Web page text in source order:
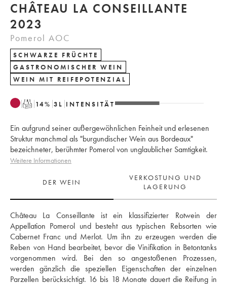
CHÂTEAU LA CONSEILLANTE
2023
Pomerol AOC
SCHWARZE FRÜCHTE
GASTRONOMISCHER WEIN
WEIN MIT REIFEPOTENZIAL
T 14% 3 L INTENSITÄT
Ein aufgrund seiner außergewöhnlichen Feinheit und erlesenen
Struktur manchmal als "burgundischer Wein aus Bordeaux"
bezeichneter, berühmter Pomerol von unglaublicher Samtigkeit.
Weitere Informationen
DER WEIN
VERKOSTUNG UND
LAGERUNG
Château La Conseillante ist ein klassifizierter Rotwein der
Appellation Pomerol und besteht aus typischen Rebsorten wie
Cabernet Franc und Merlot. Um ihn zu erzeugen werden die
Reben von Hand bearbeitet, bevor die Vinifikation in Betontanks
vorgenommen wird. Bei den so angestoßenen Prozessen,
werden gänzlich die speziellen Eigenschaften der einzelnen